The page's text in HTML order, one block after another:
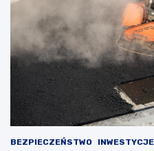
BEZPIECZEŃSTWO INWESTYCJE